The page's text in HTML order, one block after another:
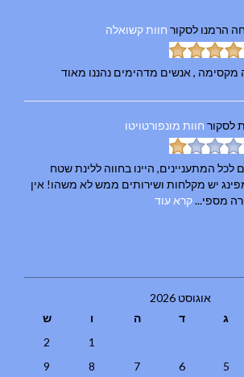
הרמנו לסקור חוות קשואלה
מקסימה , אנשים מדהימים נהננו מאוד
לסקור חוות מונפורטויטו
לכל המתעניינים, היינו בחווה ללינת שטח
יש מקלחות ושירותים ממש לא משהו! אין
מספי...קרא עוד
אוגוסט 2026
ג ד ה ו
ש
1
2
5
6
7
8
9